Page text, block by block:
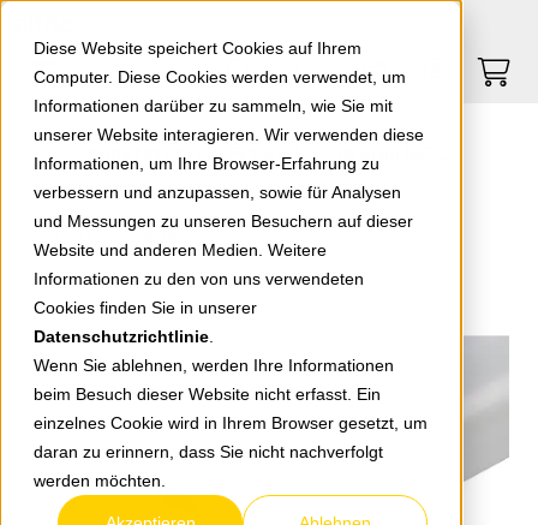
Diese Website speichert Cookies auf Ihrem
Computer. Diese Cookies werden verwendet, um
Informationen darüber zu sammeln, wie Sie mit
unserer Website interagieren. Wir verwenden diese
Informationen, um Ihre Browser-Erfahrung zu
verbessern und anzupassen, sowie für Analysen
und Messungen zu unseren Besuchern auf dieser
Website und anderen Medien. Weitere
Informationen zu den von uns verwendeten
Cookies finden Sie in unserer
Datenschutzrichtlinie
Wenn Sie ablehnen, werden Ihre Informationen
beim Besuch dieser Website nicht erfasst. Ein
einzelnes Cookie wird in Ihrem Browser gesetzt, um
daran zu erinnern, dass Sie nicht nachverfolgt
werden möchten.
Springe zu Hauptinhalt Springe zum Footer
0
zurück zur Übersicht